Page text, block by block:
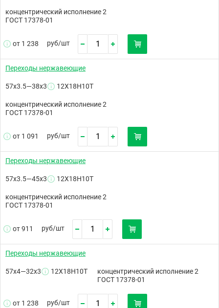
концентрический исполнение 2
ГОСТ 17378-01
от 1 238 руб/шт
Переходы нержавеющие
57х3.5—38х3 12Х18Н10Т
концентрический исполнение 2
ГОСТ 17378-01
от 1 091 руб/шт
Переходы нержавеющие
57х3.5—45х3 12Х18Н10Т
концентрический исполнение 2
ГОСТ 17378-01
от 911 руб/шт
Переходы нержавеющие
57х4—32х3 12Х18Н10Т
концентрический исполнение 2
ГОСТ 17378-01
от 1 238 руб/шт